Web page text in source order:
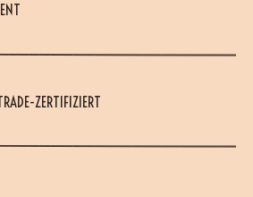
ZERTIFIZIERT